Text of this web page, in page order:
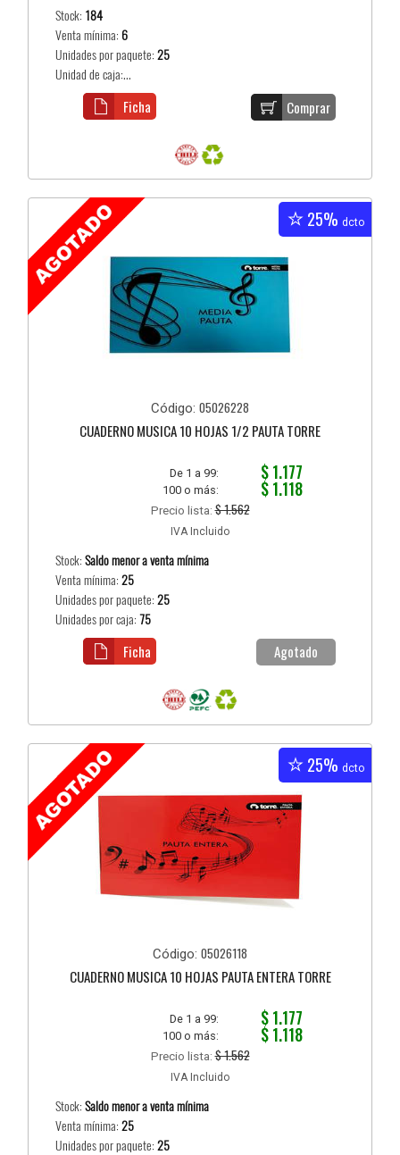
Stock: 184
Venta mínima: 6
Unidades por paquete:25
Unidad de caja:...
Comprar
Ficha
25% dcto
Código: 05026228
CUADERNO MUSICA 10 HOJAS 1/2 PAUTA TORRE
De 1 a 99: $ 1.177
100 o más: $ 1.118
Precio lista:$ 1.562
IVA Incluido
Stock:Saldo menor a venta mínima
Venta mínima:25
Unidades por paquete:25
Unidades por caja:75
Agotado
Ficha
25% dcto
Código: 05026118
CUADERNO MUSICA 10 HOJAS PAUTA ENTERA TORRE
De 1 a 99: $ 1.177
100 o más: $ 1.118
Precio lista:$ 1.562
IVA Incluido
Stock:Saldo menor a venta mínima
Venta mínima:25
Unidades por paquete:25